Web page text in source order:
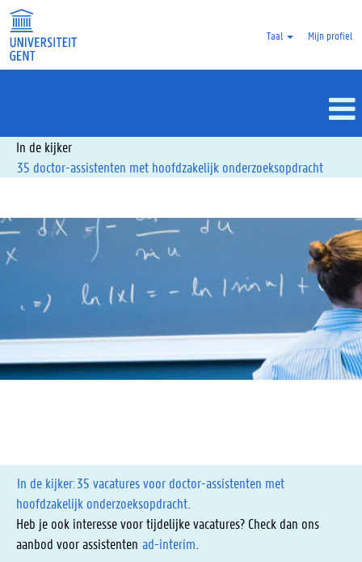
Taal Mijn profiel
Assistenten
In de kijker
35 doctor-assistenten met hoofdzakelijk onderzoeksopdracht
In de kijker:35 vacatures voor doctor-assistenten met
hoofdzakelijk onderzoeksopdracht
Heb je ook interesse voor tijdelijke vacatures? Check dan ons
aanbod voor assistenten ad-interim